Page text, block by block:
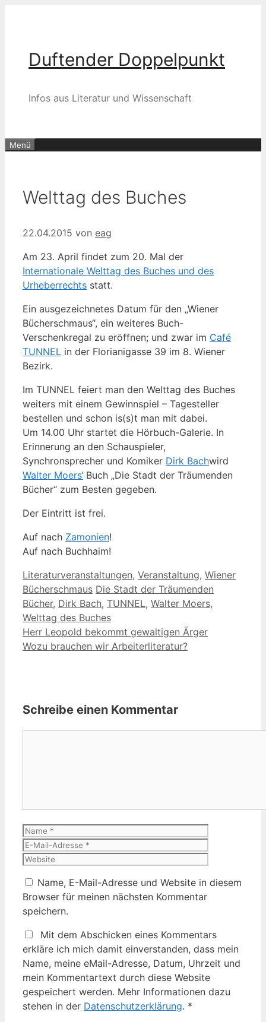
Duftender Doppelpunkt
Infos aus Literatur und Wissenschaft
Menü
Welttag des Buches
22.04.2015 von eag
Am 23. April findet zum 20. Mal der
Internationale Welttag des Buches und des
Urheberrechts statt.
Ein ausgezeichnetes Datum für den „Wiener
Bücherschmaus“, ein weiteres Buch-
Verschenkregal zu eröffnen; und zwar im Café
TUNNEL in der Florianigasse 39 im 8. Wiener
Bezirk.
Im TUNNEL feiert man den Welttag des Buches
weiters mit einem Gewinnspiel – Tagesteller
bestellen und schon is(s)t man mit dabei.
Um 14.00 Uhr startet die Hörbuch-Galerie. In
Erinnerung an den Schauspieler,
Synchronsprecher und Komiker Dirk Bachwird
Walter Moers‘ Buch „Die Stadt der Träumenden
Bücher“ zum Besten gegeben.
Der Eintritt ist frei.
Auf nach Zamonien!
Auf nach Buchhaim!
Kategorien
Literaturveranstaltungen, Veranstaltung, Wiener
Bücherschmaus Schlagwörter
Die Stadt der Träumenden
Bücher, Dirk Bach, TUNNEL, Walter Moers,
Welttag des Buches
Herr Leopold bekommt gewaltigen Ärger
Wozu brauchen wir Arbeiterliteratur?
Schreibe einen Kommentar
Name
Name, E-Mail-Adresse und Website in diesem
Browser für meinen nächsten Kommentar
speichern.
Mit dem Abschicken eines Kommentars
erkläre ich mich damit einverstanden, dass mein
Name, meine eMail-Adresse, Datum, Uhrzeit und
mein Kommentartext durch diese Website
gespeichert werden. Mehr Informationen dazu
stehen in der Datenschutzerklärung. *